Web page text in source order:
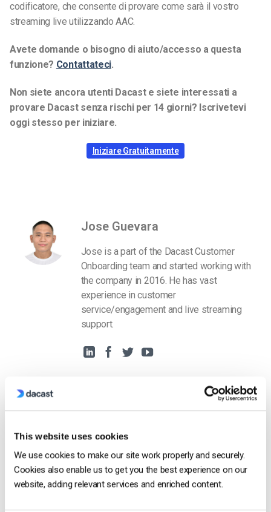
This website uses cookies
We use cookies to make our site work properly and securely.
Cookies also enable us to get you the best experience on our
website, adding relevant services and enriched content.
codificatore, che consente di provare come sarà il vostro
streaming live utilizzando AAC.
Avete domande o bisogno di aiuto/accesso a questa
funzione? Contattateci.
Non siete ancora utenti Dacast e siete interessati a
provare Dacast senza rischi per 14 giorni? Iscrivetevi
oggi stesso per iniziare.
Iniziare Gratuitamente
Jose Guevara
Jose is a part of the Dacast Customer
Onboarding team and started working with
the company in 2016. He has vast
experience in customer
service/engagement and live streaming
support.
Free 14-Day Trial
Get Started!